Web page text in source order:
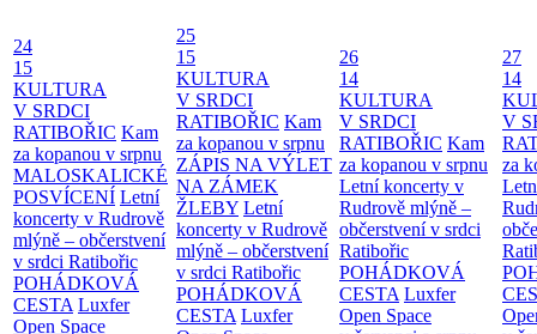
24
15
KULTURA
V SRDCI
RATIBOŘIC Kam
za kopanou v srpnu
MALOSKALICKÉ
POSVÍCENÍ Letní
koncerty v Rudrově
mlýně – občerstvení
v srdci Ratibořic
POHÁDKOVÁ
CESTA Luxfer
Open Space
25
15
KULTURA
V SRDCI
RATIBOŘIC Kam
za kopanou v srpnu
ZÁPIS NA VÝLET
NA ZÁMEK
ŽLEBY Letní
koncerty v Rudrově
mlýně – občerstvení
v srdci Ratibořic
POHÁDKOVÁ
CESTA Luxfer
26
14
KULTURA
V SRDCI
RATIBOŘIC Kam
za kopanou v srpnu
Letní koncerty v
Rudrově mlýně –
občerstvení v srdci
Ratibořic
POHÁDKOVÁ
CESTA Luxfer
Open Space
27
14
V
za